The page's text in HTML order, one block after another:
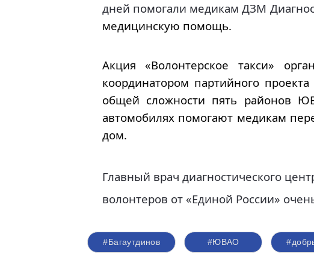
дней помогали медикам ДЗМ
медицинскую помощь.
Акция «Волонтерское такси»
координатором партийного
общей сложности пять районов
автомобилях помогают медикам
дом.
Главный врач диагностического
волонтеров от «Единой России»
#Багаутдинов #ЮВАО